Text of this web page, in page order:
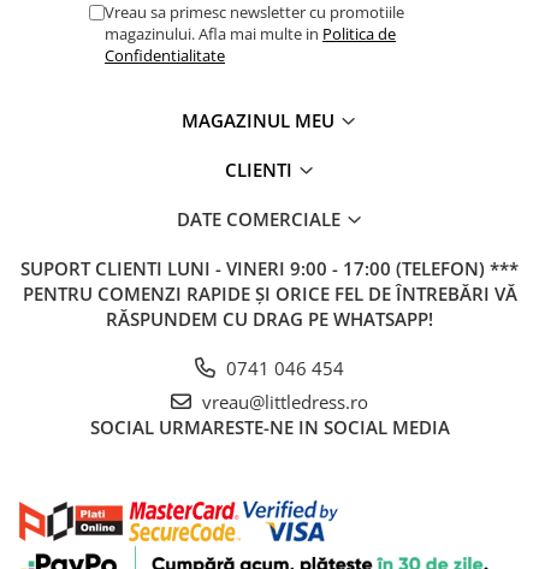
Vreau sa primesc newsletter cu promotiile
magazinului. Afla mai multe in Politica de
Confidentialitate
MAGAZINUL MEU
CLIENTI
DATE COMERCIALE
SUPORT CLIENTI LUNI - VINERI 9:00 - 17:00 (TELEFON) ***
PENTRU COMENZI RAPIDE ȘI ORICE FEL DE ÎNTREBĂRI VĂ
RĂSPUNDEM CU DRAG PE WHATSAPP!
0741 046 454
vreau@littledress.ro
SOCIAL URMARESTE-NE IN SOCIAL MEDIA